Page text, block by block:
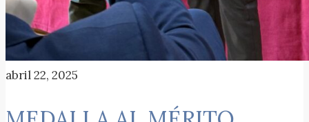
abril 22, 2025